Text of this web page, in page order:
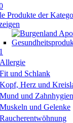
Produkte der
Allergie
Fit und Schlank
Kopf, Herz und
Mund und
Muskeln und Gelenke
Raucherentwöhnung